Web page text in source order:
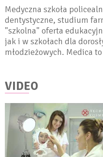
Medyczna szkoła
dentystyczne, studium
"szkolna" oferta
jak i w szkołach dla
młodzieżowych. Medica
VIDEO